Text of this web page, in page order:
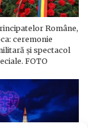
Române,
ceremonie
și spectacol
FOTO